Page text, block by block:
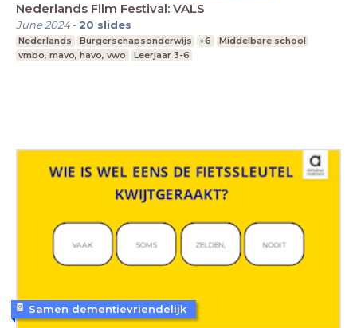
Nederlands Film Festival: VALS
June 2024- 20 slides
Nederlands Burgerschapsonderwijs +6
Middelbare school
vmbo, mavo, havo, vwo
Leerjaar 3-6
Samen dementievriendelijk